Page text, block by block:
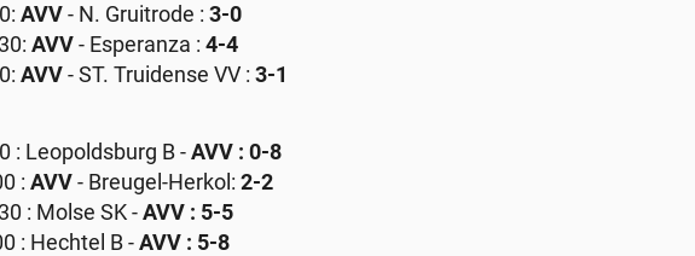
AVV- N. Gruitrode : 3-0
AVV- Esperanza : 4-4
AVV- ST. Truidense VV : 3-1
: Leopoldsburg B -AVV : 0-8
: AVV- Breugel-Herkol: 2-2
: Molse SK -AVV : 5-5
: Hechtel B -AVV : 5-8